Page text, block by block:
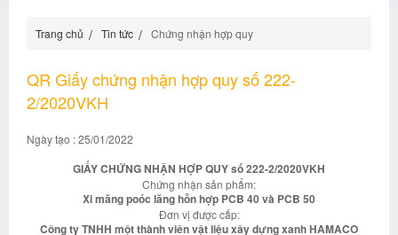
Trang chủ Tin tức Chứng nhận hợp quy
QR Giấy chứng nhận hợp quy số 222-
2/2020VKH
Ngày tạo : 25/01/2022
GIẤY CHỨNG NHẬN HỢP QUY số 222-2/2020VKH
Chứng nhận sản phẩm:
Xi măng poóc lăng hỗn hợp PCB 40 và PCB 50
Đơn vị được cấp:
Công ty TNHH một thành viên vật liệu xây dựng xanh HAMACO